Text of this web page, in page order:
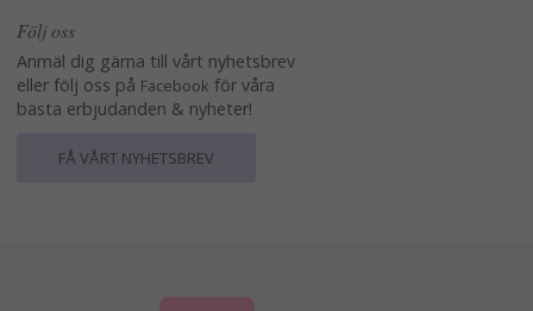
Följ oss
Anmäl dig gärna till vårt nyhetsbrev
eller följ oss på Facebook för våra
bästa erbjudanden & nyheter!
FÅ VÅRT NYHETSBREV